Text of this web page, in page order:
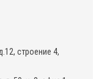
строение 4,